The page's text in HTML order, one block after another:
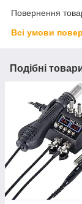
Повернення
Всі умови
Подібні